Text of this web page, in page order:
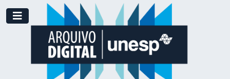
Skip to main content
Toggle navigation